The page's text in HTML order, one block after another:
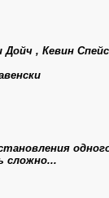
, Кевин
сложно...